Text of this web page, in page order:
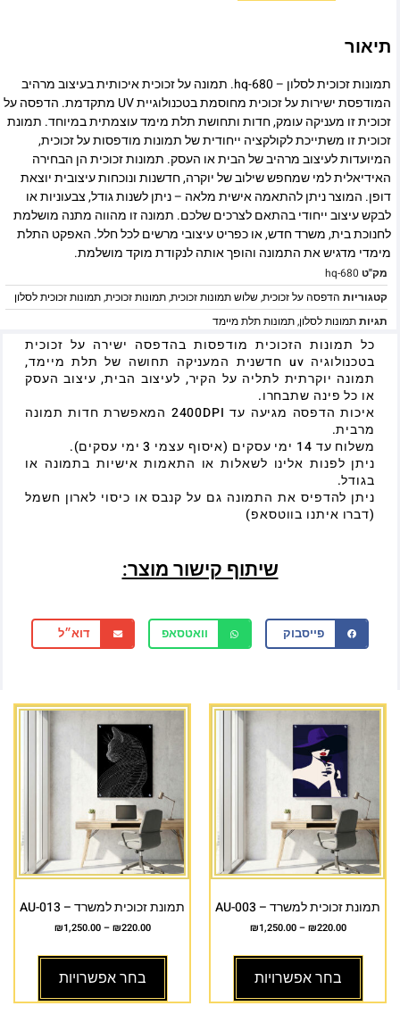
תיאור
תמונות זכוכית לסלון – hq-680. תמונה על זכוכית איכותית בעיצוב מרהיב
המודפסת ישירות על זכוכית מחוסמת בטכנולוגיית UV מתקדמת. הדפסה על
זכוכית זו מעניקה עומק, חדות ותחושת תלת מימד עוצמתית במיוחד. תמונת
זכוכית זו משתייכת לקולקציה ייחודית של תמונות מודפסות על זכוכית,
המיועדות לעיצוב מרהיב של הבית או העסק. תמונות זכוכית הן הבחירה
האידיאלית למי שמחפש שילוב של יוקרה, חדשנות ונוכחות עיצובית יוצאת
דופן. המוצר ניתן להתאמה אישית מלאה – ניתן לשנות גודל, צבעוניות או
לבקש עיצוב ייחודי בהתאם לצרכים שלכם. תמונה זו מהווה מתנה מושלמת
לחנוכת בית, משרד חדש, או כפריט עיצובי מרשים לכל חלל. האפקט התלת
מימדי מדגיש את התמונה והופך אותה לנקודת מוקד מושלמת.
מק"ט hq-680
קטגוריות הדפסה על זכוכית,שלוש תמונות זכוכית,תמונות זכוכית,תמונות זכוכית לסלון
תגיותתמונות לסלון,תמונות תלת מיימד
כל תמונות הזכוכית מודפסות בהדפסה ישירה על זכוכית
בטכנולוגיה uv חדשנית המעניקה תחושה של תלת מיימד,
תמונה יוקרתית לתליה על הקיר, לעיצוב הבית, עיצוב העסק
או כל פינה שתבחרו.
איכות הדפסה מגיעה עד 2400DPI המאפשרת חדות תמונה
מרבית.
משלוח עד 14 ימי עסקים (איסוף עצמי 3 ימי עסקים).
ניתן לפנות אלינו לשאלות או התאמות אישיות בתמונה או
בגודל.
ניתן להדפיס את התמונה גם על קנבס או כיסוי לארון חשמל
(דברו איתנו בווטסאפ)
שיתוף קישור מוצר:
פייסבוק וואטסאפ דוא״ל
תמונת זכוכית למשרד – AU-003
₪220.00
–
₪1,250.00
בחר אפשרויות
תמונת זכוכית למשרד – AU-013
₪220.00
–
₪1,250.00
בחר אפשרויות